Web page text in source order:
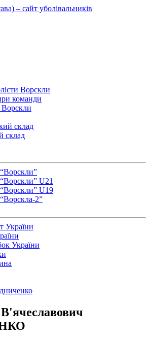
Ворскли
команди
Ворскли
склад
склад
“Ворскли”
“Ворскли” U21
“Ворскли” U19
2”
України
України